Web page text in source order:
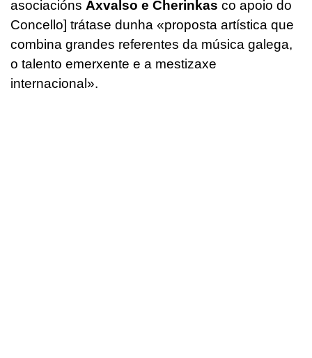
asociacións Axvalso e Cherinkas co apoio do
Concello] trátase dunha «proposta artística que
combina grandes referentes da música galega,
o talento emerxente e a mestizaxe
internacional».